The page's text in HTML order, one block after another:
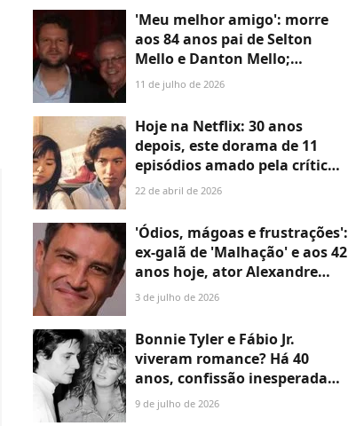
motivo familiar
'Meu melhor amigo': morre
aos 84 anos pai de Selton
Mello e Danton Mello;
mensagem de despedida
da mãe há dois anos
11 de julho de 2026
Hoje na Netflix: 30 anos
depois, este dorama de 11
episódios amado pela crítica é
a prova de que um clássico de
22 de abril de 2026
'Ódios, mágoas e frustrações':
ex-galã de 'Malhação' e aos 42
anos hoje, ator Alexandre
Slaviero expõe ataque por
anos longe da TV
3 de julho de 2026
Bonnie Tyler e Fábio Jr.
viveram romance? Há 40
anos, confissão inesperada
da voz de 'Total Eclipse of the
9 de julho de 2026